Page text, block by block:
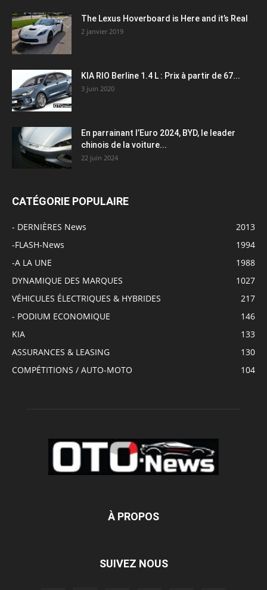
The Lexus Hoverboard is Here and it’s Real
2 janvier 2019
KIA RIO Berline 1.4 L : Prix à partir de 67...
3 juin 2020
En parrainant l’Euro 2024, BYD, le leader
chinois de la voiture...
22 juin 2024
CATÉGORIE POPULAIRE
- DERNIÈRES News
2013
-FLASH-News
1994
-A LA UNE
1988
DYNAMIQUE DES MARQUES
1027
VÉHICULES ÉLECTRIQUES & HYBRIDES
217
- PODIUM ECONOMIQUE
146
KIA
133
ASSURANCES & LEASING
130
COMPÉTITIONS / AUTO-MOTO
104
À PROPOS
SUIVEZ NOUS